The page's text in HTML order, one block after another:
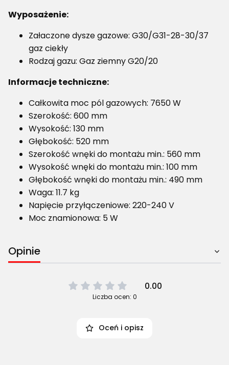
Wyposażenie:
Załaczone dysze gazowe: G30/G31-28-30/37
gaz ciekły
Rodzaj gazu: Gaz ziemny G20/20
Informacje techniczne:
Całkowita moc pól gazowych: 7650 W
Szerokość: 600 mm
Wysokość: 130 mm
Głębokość: 520 mm
Szerokość wnęki do montażu min.: 560 mm
Wysokość wnęki do montażu min.: 100 mm
Głębokość wnęki do montażu min.: 490 mm
Waga: 11.7 kg
Napięcie przyłączeniowe: 220-240 V
Moc znamionowa: 5 W
Opinie
0.00
Liczba ocen: 0
Oceń i opisz